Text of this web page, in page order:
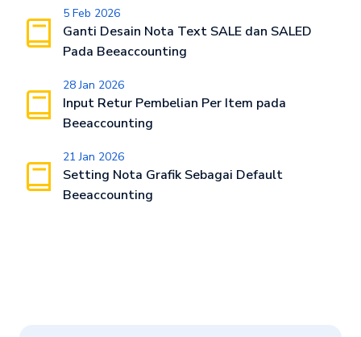
5 Feb 2026
Ganti Desain Nota Text SALE dan SALED
Pada Beeaccounting
28 Jan 2026
Input Retur Pembelian Per Item pada
Beeaccounting
21 Jan 2026
Setting Nota Grafik Sebagai Default
Beeaccounting